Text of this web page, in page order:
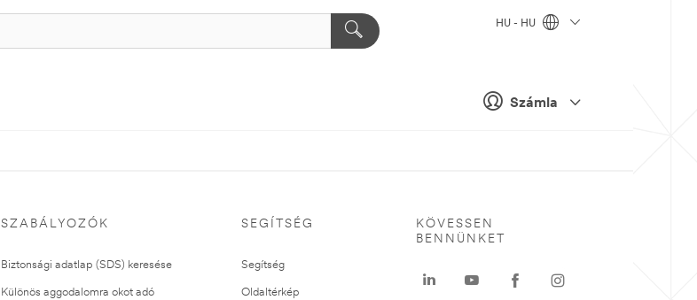
Számla
HU - HU
SZABÁLYOZÓK
Biztonsági adatlap (SDS) keresése
Különös aggodalomra okot adó
SEGÍTSÉG
Segítség
Oldaltérkép
KÖVESSEN
BENNÜNKET